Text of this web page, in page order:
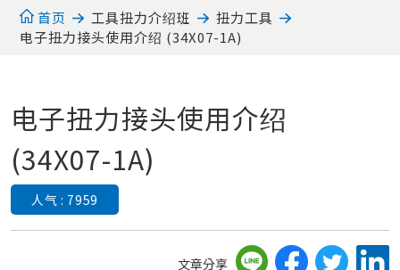
首页 工具扭力介绍班
扭力工具
电子扭力接头使用介绍 (34X07-1A)
电子扭力接头使用介绍
(34X07-1A)
人气 : 7959
文章分享